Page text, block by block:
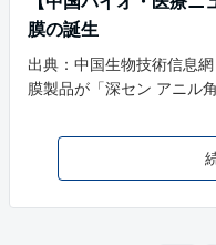
膜の誕生
出典：中国生物技術信息
膜製品が「深セン アニル